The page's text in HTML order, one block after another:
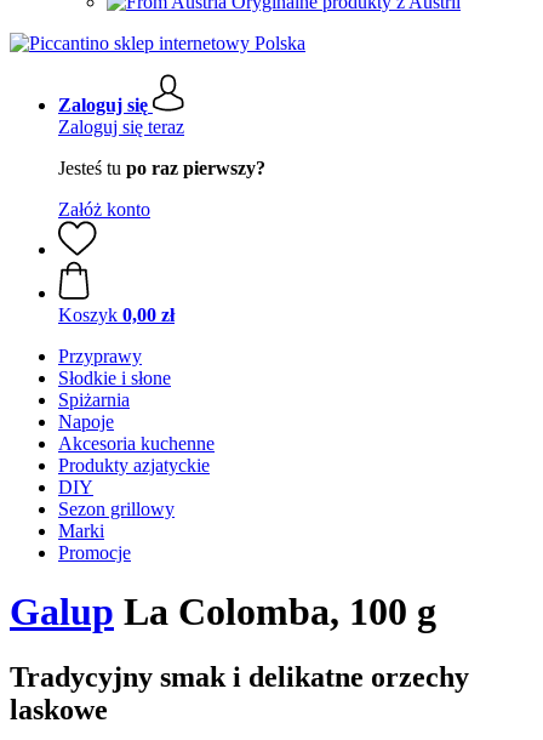
Zaloguj się
Zaloguj się teraz
Jesteś tu po raz pierwszy?
Załóż konto
Koszyk 0,00 zł
Przyprawy
Słodkie i słone
Spiżarnia
Napoje
Akcesoria kuchenne
Produkty azjatyckie
DIY
Sezon grillowy
Marki
Promocje
Galup La Colomba, 100 g
Tradycyjny smak i delikatne orzechy
laskowe